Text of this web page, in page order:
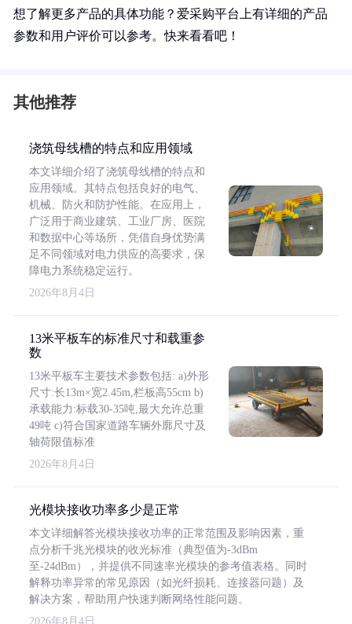
想了解更多产品的具体功能？爱采购平台上有详细的产品
参数和用户评价可以参考。快来看看吧！
其他推荐
浇筑母线槽的特点和应用领域
本文详细介绍了浇筑母线槽的特点和
应用领域。其特点包括良好的电气、
机械、防火和防护性能。在应用上，
广泛用于商业建筑、工业厂房、医院
和数据中心等场所，凭借自身优势满
足不同领域对电力供应的高要求，保
障电力系统稳定运行。
2026年8月4日
13米平板车的标准尺寸和载重参
数
13米平板车主要技术参数包括: a)外形
尺寸:长13m×宽2.45m,栏板高55cm b)
承载能力:标载30-35吨,最大允许总重
49吨 c)符合国家道路车辆外廓尺寸及
轴荷限值标准
2026年8月4日
光模块接收功率多少是正常
本文详细解答光模块接收功率的正常范围及影响因素，重
点分析千兆光模块的收光标准（典型值为-3dBm
至-24dBm），并提供不同速率光模块的参考值表格。同时
解释功率异常的常见原因（如光纤损耗、连接器问题）及
解决方案，帮助用户快速判断网络性能问题。
2026年8月4日